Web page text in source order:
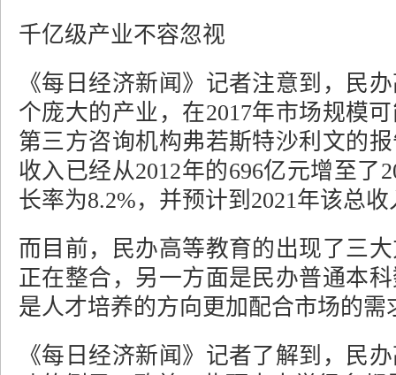
千亿级产业不容忽视
《每日经济新闻》记者注意到，民
个庞大的产业，在2017年市场规模
第三方咨询机构弗若斯特沙利文的
收入已经从2012年的696亿元增至了
长率为8.2%，并预计到2021年该总
而目前，民办高等教育的出现了三
正在整合，另一方面是民办普通本
是人才培养的方向更加配合市场的需
《每日经济新闻》记者了解到，民